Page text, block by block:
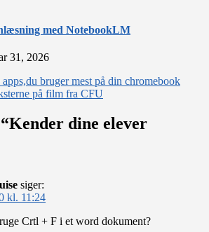
med NotebookLM
31, 2026
bruger mest på din chromebook
på film fra CFU
Kender dine elever
siger:
kl. 11:24
Crtl + F i et word dokument?